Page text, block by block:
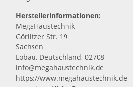
Herstellerinformationen:
MegaHaustechnik
Görlitzer Str. 19
Sachsen
Löbau, Deutschland, 02708
info@megahaustechnik.de
https://www.megahaustechnik.de